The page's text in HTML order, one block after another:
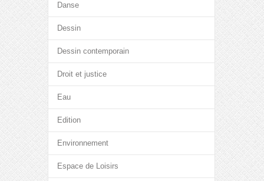
Danse
Dessin
Dessin contemporain
Droit et justice
Eau
Edition
Environnement
Espace de Loisirs